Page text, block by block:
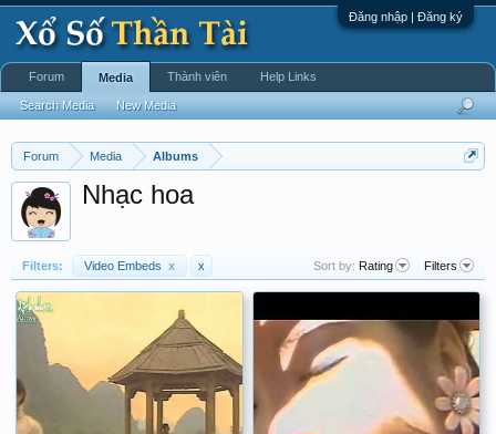
Đăng nhập | Đăng ký
Forum Media Albums
Nhạc hoa
Filters: Video Embeds x x Sort by: Rating Filters
Forum Media
Search Media New Media
Thành viên Help Links